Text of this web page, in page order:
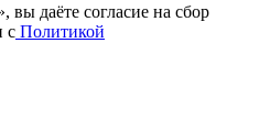
даёте cогласие на сбор
с Политикой